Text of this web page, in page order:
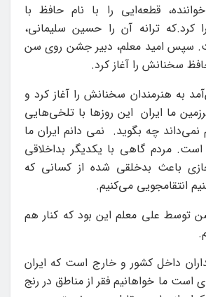
قطعه‌ایی را با نام حافظ با
کرد.که ترانه آن را حسین سلیمانی،
سپس امید معلم، دبیر جشن روی سن
سخنانش را آغاز کرد.
به هنرمندان سخنانش را آغاز کرد و
ما ایران این روزها با تلخی‌هایی
چه بگوید‌. نمی دانم ایران ما
مردم گاهی با یکدیگر بداخلاقی
باعث بدخلقی شده از کسانی که
انتقامجویی می‌کنیم.
توسط علی معلم این بود که کنار هم
داخل کشور و خارج است که ایران
است ما خواهانیم فقر از مناطق در رنج